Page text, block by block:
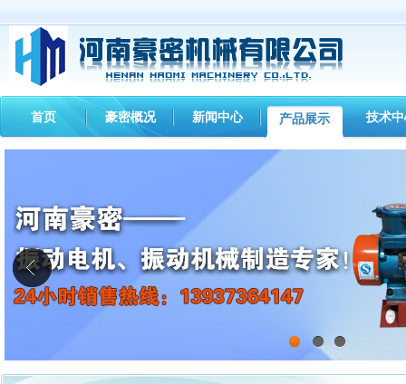
首页 豪密概况 新闻中心 产品展示 技术